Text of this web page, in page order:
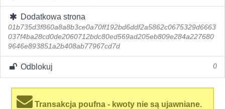
Dodatkowa strona
01b735d3f860a8a8b3ce0a70ff192bd6ddf2a5862c0675329d6663
037f4ba28cd0de2060712bdc80ed569ad205eb809e284a227680
9646e893851a2b408ab77967cd7d
Odblokuj 0
Transakcja poufna - kwoty nie są ujawniane.